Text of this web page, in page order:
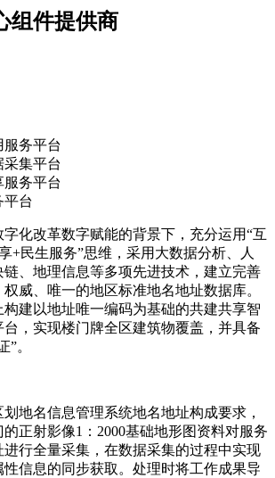
组件提供商
服务平台
集平台
务平台
平台
字化改革数字赋能的背景下，充分运用“互
+民生服务”思维，采用大数据分析、人
链、地理信息等多项先进技术，建立完善
威、唯一的地区标准地名地址数据库。
建以地址唯一编码为基础的共建共享智
，实现楼门牌全区建筑物覆盖，并具备
”。
地名信息管理系统地名地址构成要求，
正射影像1：2000基础地形图资料对服务
进行全量采集，在数据采集的过程中实现
性信息的同步获取。处理时将工作成果导